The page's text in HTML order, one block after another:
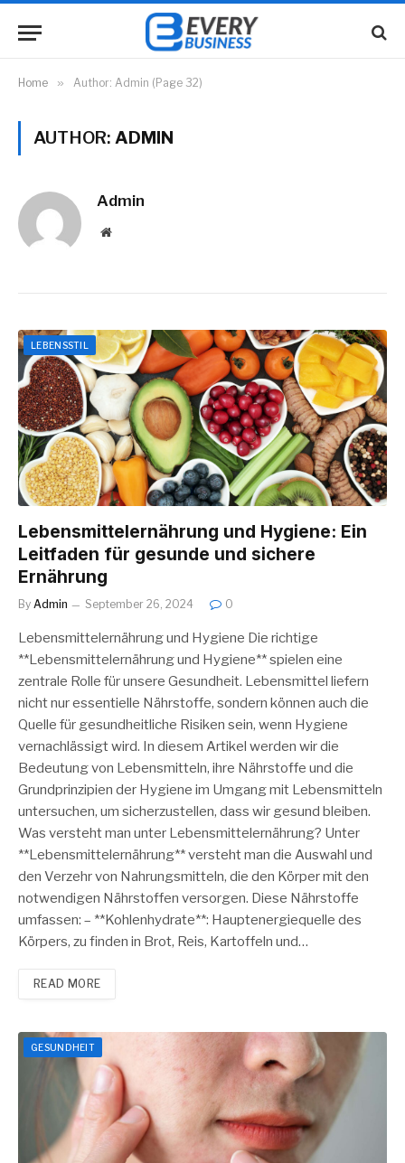
Home » Author: Admin (Page 32)
AUTHOR: ADMIN
Admin
Website
LEBENSSTIL
Lebensmittelernährung und Hygiene: Ein
Leitfaden für gesunde und sichere
Ernährung
By Admin September 26, 2024 0
Lebensmittelernährung und Hygiene Die richtige
**Lebensmittelernährung und Hygiene** spielen eine
zentrale Rolle für unsere Gesundheit. Lebensmittel liefern
nicht nur essentielle Nährstoffe, sondern können auch die
Quelle für gesundheitliche Risiken sein, wenn Hygiene
vernachlässigt wird. In diesem Artikel werden wir die
Bedeutung von Lebensmitteln, ihre Nährstoffe und die
Grundprinzipien der Hygiene im Umgang mit Lebensmitteln
untersuchen, um sicherzustellen, dass wir gesund bleiben.
Was versteht man unter Lebensmittelernährung? Unter
**Lebensmittelernährung** versteht man die Auswahl und
den Verzehr von Nahrungsmitteln, die den Körper mit den
notwendigen Nährstoffen versorgen. Diese Nährstoffe
umfassen: – **Kohlenhydrate**: Hauptenergiequelle des
Körpers, zu finden in Brot, Reis, Kartoffeln und…
READ MORE
GESUNDHEIT